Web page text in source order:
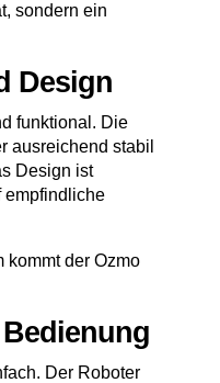
sondern ein
Design
funktional. Die
ausreichend stabil
Design ist
empfindliche
kommt der Ozmo
Der Roboter